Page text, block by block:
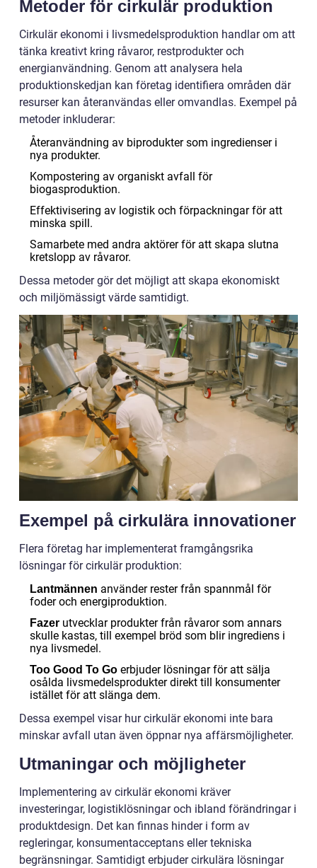
Metoder för cirkulär produktion
Cirkulär ekonomi i livsmedelsproduktion handlar om att
tänka kreativt kring råvaror, restprodukter och
energianvändning. Genom att analysera hela
produktionskedjan kan företag identifiera områden där
resurser kan återanvändas eller omvandlas. Exempel på
metoder inkluderar:
Återanvändning av biprodukter som ingredienser i
nya produkter.
Kompostering av organiskt avfall för
biogasproduktion.
Effektivisering av logistik och förpackningar för att
minska spill.
Samarbete med andra aktörer för att skapa slutna
kretslopp av råvaror.
Dessa metoder gör det möjligt att skapa ekonomiskt
och miljömässigt värde samtidigt.
Exempel på cirkulära innovationer
Flera företag har implementerat framgångsrika
lösningar för cirkulär produktion:
Lantmännen använder rester från spannmål för
foder och energiproduktion.
Fazer utvecklar produkter från råvaror som annars
skulle kastas, till exempel bröd som blir ingrediens i
nya livsmedel.
Too Good To Go erbjuder lösningar för att sälja
osålda livsmedelsprodukter direkt till konsumenter
istället för att slänga dem.
Dessa exempel visar hur cirkulär ekonomi inte bara
minskar avfall utan även öppnar nya affärsmöjligheter.
Utmaningar och möjligheter
Implementering av cirkulär ekonomi kräver
investeringar, logistiklösningar och ibland förändringar i
produktdesign. Det kan finnas hinder i form av
regleringar, konsumentacceptans eller tekniska
begränsningar. Samtidigt erbjuder cirkulära lösningar